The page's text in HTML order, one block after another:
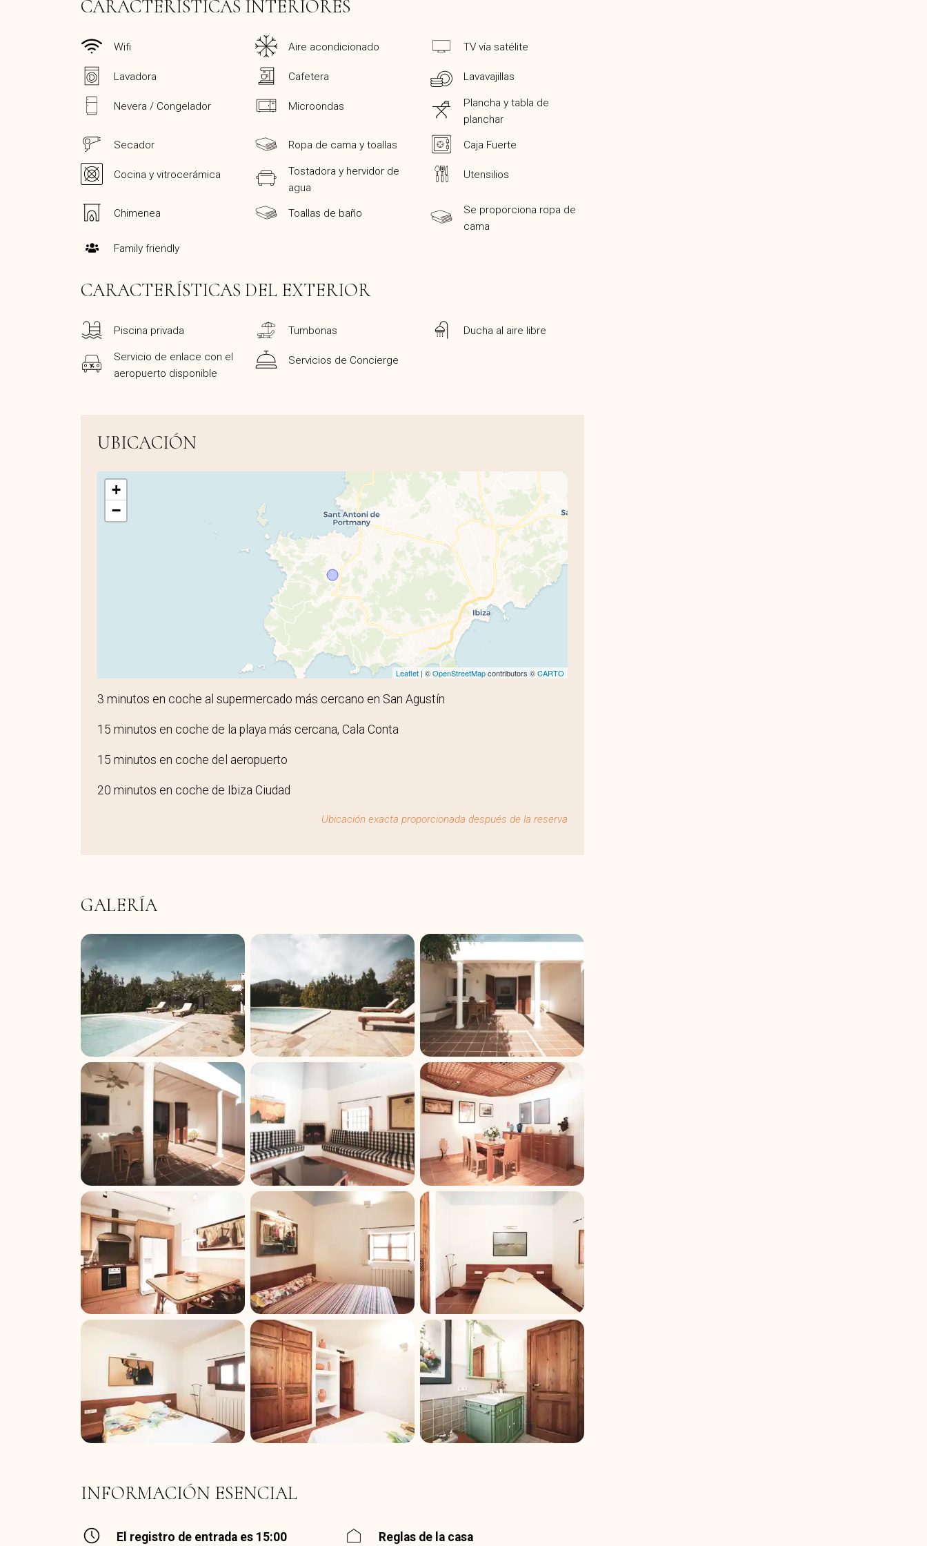
CARACTERÍSTICAS INTERIORES
Wifi Aire acondicionado TV vía satélite
Lavadora Cafetera Lavavajillas
Nevera / Congelador Microondas
Plancha y tabla de
planchar
Secador Ropa de cama y toallas Caja Fuerte
Cocina y vitrocerámica
Tostadora y hervidor de
agua
Utensilios
Chimenea Toallas de baño
Se proporciona ropa de
cama
Family friendly
CARACTERÍSTICAS DEL EXTERIOR
Piscina privada Tumbonas Ducha al aire libre
Servicio de enlace con el
aeropuerto disponible
Servicios de Concierge
UBICACIÓN
+
−
Leaflet | ©OpenStreetMapcontributors ©CARTO
3 minutos en coche al supermercado más cercano en San Agustín
15 minutos en coche de la playa más cercana, Cala Conta
15 minutos en coche del aeropuerto
20 minutos en coche de Ibiza Ciudad
Ubicación exacta proporcionada después de la reserva
GALERÍA
INFORMACIÓN ESENCIAL
El registro de entrada es 15:00 Reglas de la casa